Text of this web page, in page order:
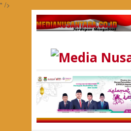
" />